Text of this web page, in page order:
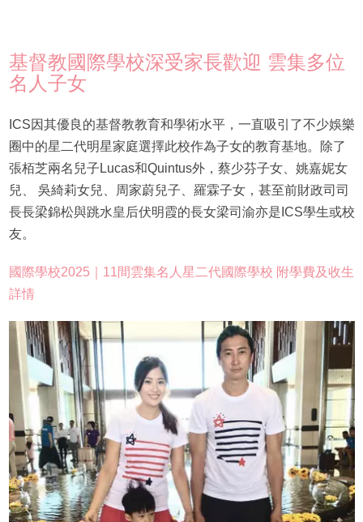
基督教國際學校深受家長歡迎 雲集多位
名人子女
ICS因其優良的基督教教育和學術水平，一直吸引了不少娛樂
圈中的星二代明星家庭選擇此校作為子女的教育基地。除了
張栢芝兩名兒子Lucas和Quintus外，蔡少芬子女、姚嘉妮女
兒、 吳綺莉女兒、周家蔚兒子、羅霖子女，甚至前財政司司
長長梁錦松與跳水皇后伏明霞的長女梁司渝亦是ICS學生或校
友。
國際學校2025｜11間雲集名人星二代國際學校 附學費及收生
詳情